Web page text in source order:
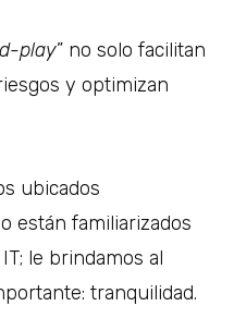
play” no solo facilitan
y optimizan
ubicados
están familiarizados
le brindamos al
tranquilidad.